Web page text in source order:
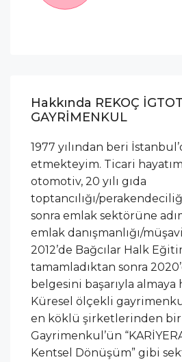
Hakkında REKOÇ İGTOT
GAYRİMENKUL
1977 yılından beri
etmekteyim. Ticari
otomotiv, 20 yılı gıda
toptancılığı/
sonra emlak sektörüne
emlak danışmanlığı/
2012’de Bağcılar Halk
tamamladıktan sonra
belgesini başarıyla almaya
Küresel ölçekli
en köklü şirketlerinden
Gayrimenkul’ün
Kentsel Dönüşüm” gibi